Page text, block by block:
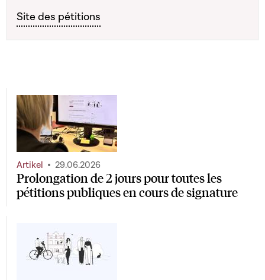
Site des pétitions
Prolongation de 2 jours pour toutes les
pétitions publiques en cours de signature
Artikel 29.06.2026